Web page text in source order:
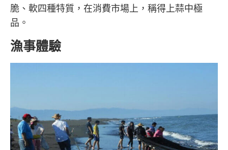
脆、軟四種特質，在消費市場上，稱得上蒜中極
品。
漁事體驗